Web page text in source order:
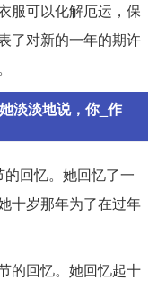
服可以化解厄运，保
了对新的一年的期许
淡淡地说，你_作
回忆。她回忆了一
十岁那年为了在过年
的回忆。她回忆起十